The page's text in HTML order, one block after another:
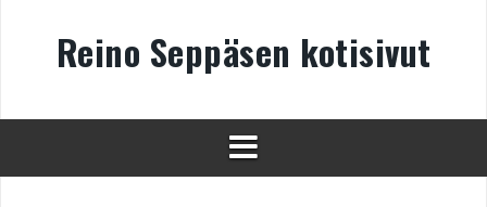
Reino Seppäsen kotisivut